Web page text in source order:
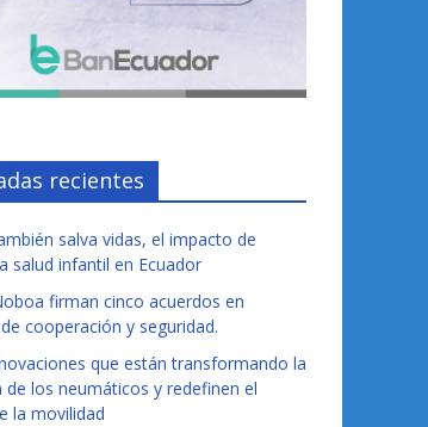
recientes
salva vidas, el impacto de
salud infantil en Ecuador
firman cinco acuerdos en
cooperación y seguridad.
que están transformando la
de los neumáticos y redefinen el
la movilidad